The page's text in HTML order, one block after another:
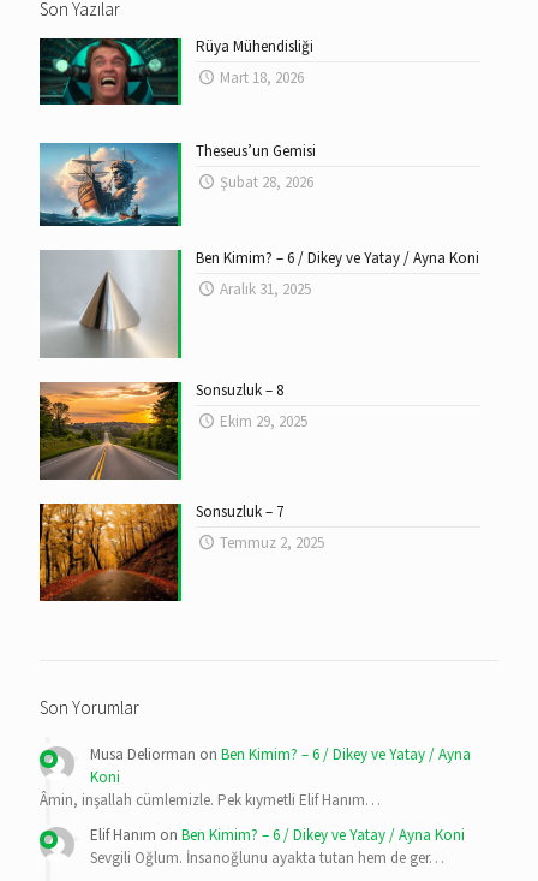
Son Yazılar
Rüya Mühendisliği
Mart 18, 2026
Theseus’un Gemisi
Şubat 28, 2026
Ben Kimim? – 6 / Dikey ve Yatay / Ayna Koni
Aralık 31, 2025
Sonsuzluk – 8
Ekim 29, 2025
Sonsuzluk – 7
Temmuz 2, 2025
Son Yorumlar
Musa Deliorman on Ben Kimim? – 6 / Dikey ve Yatay / Ayna
Koni
Âmin, inşallah cümlemizle. Pek kıymetli Elif Hanım…
Elif Hanım on Ben Kimim? – 6 / Dikey ve Yatay / Ayna Koni
Sevgili Oğlum. İnsanoğlunu ayakta tutan hem de ger…